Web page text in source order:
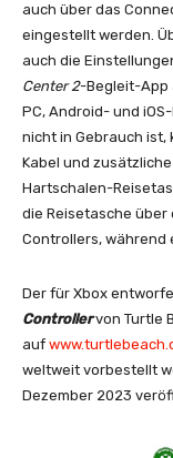
auch über das
eingestellt werden.
auch die
Center 2-Begleit-App
PC, Android- und
nicht in Gebrauch ist,
Kabel und
Hartschalen-
die Reisetasche
Controllers, während
Der für Xbox
Controllervon Turtle
auf
weltweit vorbestellt
Dezember 2023